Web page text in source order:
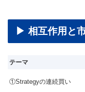
▶ 相互作用と
テーマ
①Strategyの連続買い